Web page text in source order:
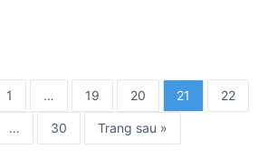
1 … 19 20 21 22
… 30 Trang sau »